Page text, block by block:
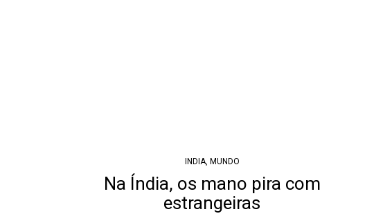
INDIA, MUNDO
Na Índia, os mano pira com
estrangeiras